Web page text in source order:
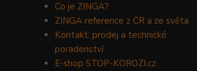
Co je ZINGA?
ZINGA reference z ČR a ze světa
Kontakt: prodej a technické
poradenství
E-shop STOP-KOROZI.cz